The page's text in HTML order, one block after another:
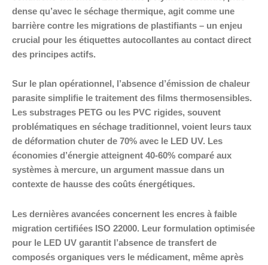
dense qu’avec le séchage thermique, agit comme une
barrière contre les migrations de plastifiants – un enjeu
crucial pour les étiquettes autocollantes au contact direct
des principes actifs.
Sur le plan opérationnel, l’absence d’émission de chaleur
parasite simplifie le traitement des films thermosensibles.
Les substrages PETG ou les PVC rigides, souvent
problématiques en séchage traditionnel, voient leurs taux
de déformation chuter de 70% avec le LED UV. Les
économies d’énergie atteignent 40-60% comparé aux
systèmes à mercure, un argument massue dans un
contexte de hausse des coûts énergétiques.
Les dernières avancées concernent les encres à faible
migration certifiées ISO 22000. Leur formulation optimisée
pour le LED UV garantit l’absence de transfert de
composés organiques vers le médicament, même après